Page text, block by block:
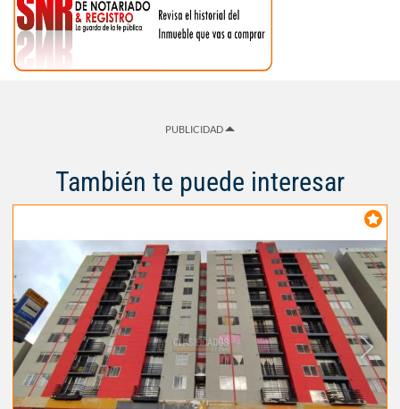
PUBLICIDAD
También te puede interesar